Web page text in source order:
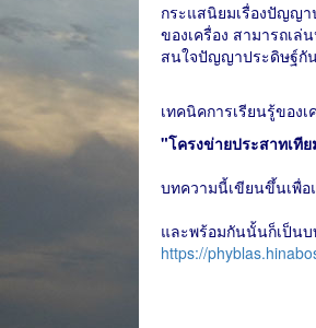
กระแสนิยมเรื่องปัญญ
ของเครื่อง สามารถเล่
สนใจปัญญาประดิษฐ์กั
เทคนิคการเรียนรู้ของ
"โครงข่ายประสาทเที
บทความนี้เขียนขึ้นเพื่อ
และพร้อมกันนั้นก็เป็น
https://